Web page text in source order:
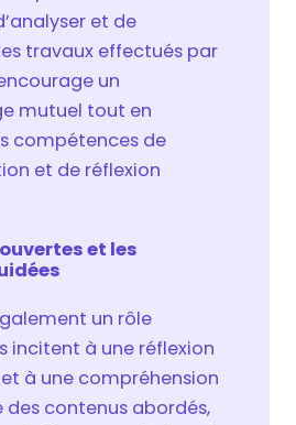
et de
travaux effectués par
un
mutuel tout en
compétences de
et de réflexion
et les
un rôle
incitent à une réflexion
à une compréhension
des contenus abordés,